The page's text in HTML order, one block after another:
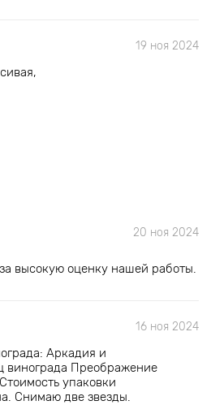
19 ноя 2024
20 ноя 2024
высокую оценку нашей работы.
16 ноя 2024
Аркадия и
Преображение
упаковки
Снимаю две звезды.